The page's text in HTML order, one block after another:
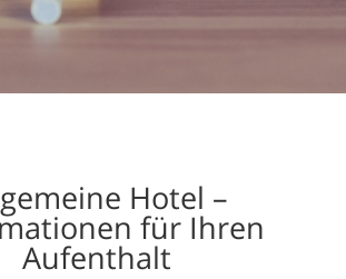
Hotel –
für Ihren
Aufenthalt